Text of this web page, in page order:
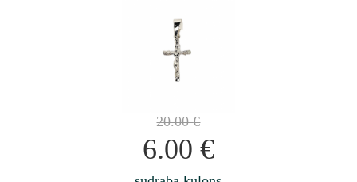
20.00€
6.00 €